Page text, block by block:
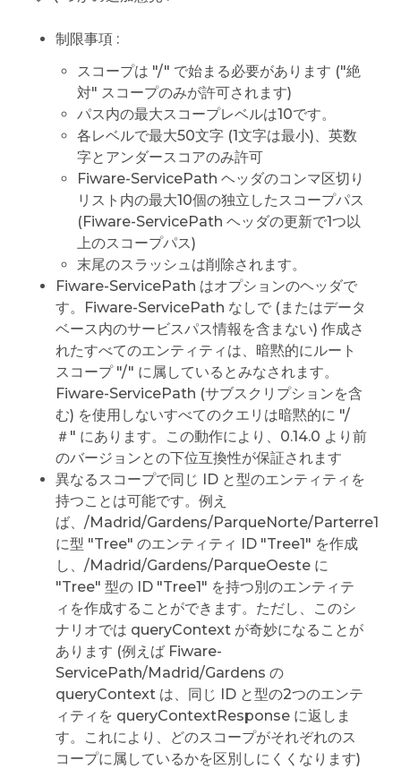
制限事項 :
スコープは "/" で始まる必要があります ("絶
対" スコープのみが許可されます)
パス内の最大スコープレベルは10です。
各レベルで最大50文字 (1文字は最小)、英数
字とアンダースコアのみ許可
Fiware-ServicePath ヘッダのコンマ区切り
リスト内の最大10個の独立したスコープパス
(Fiware-ServicePath ヘッダの更新で1つ以
上のスコープパス)
末尾のスラッシュは削除されます。
Fiware-ServicePath はオプションのヘッダで
す。Fiware-ServicePath なしで (またはデータ
ベース内のサービスパス情報を含まない) 作成さ
れたすべてのエンティティは、暗黙的にルート
スコープ "/" に属しているとみなされます。
Fiware-ServicePath (サブスクリプションを含
む) を使用しないすべてのクエリは暗黙的に "/
＃" にあります。この動作により、0.14.0 より前
のバージョンとの下位互換性が保証されます
異なるスコープで同じ ID と型のエンティティを
持つことは可能です。例え
ば、/Madrid/Gardens/ParqueNorte/Parterre1
に型 "Tree" のエンティティ ID "Tree1" を作成
し、/Madrid/Gardens/ParqueOeste に
"Tree" 型の ID "Tree1" を持つ別のエンティテ
ィを作成することができます。ただし、このシ
ナリオでは queryContext が奇妙になることが
あります (例えば Fiware-
ServicePath/Madrid/Gardens の
queryContext は、同じ ID と型の2つのエンテ
ィティを queryContextResponse に返しま
す。これにより、どのスコープがそれぞれのス
コープに属しているかを区別しにくくなります)